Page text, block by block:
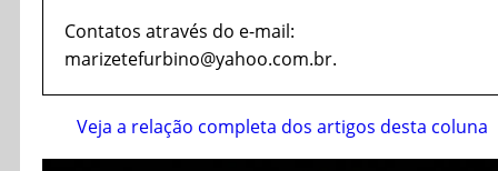
Contatos através do e-mail:
marizetefurbino@yahoo.com.br.
Veja a relação completa dos artigos desta coluna